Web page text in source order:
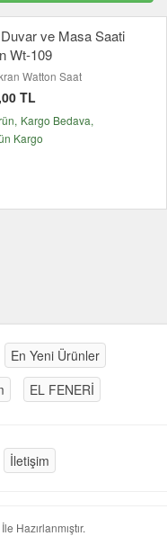
ve Masa Saati
Wt-109
Watton Saat
TL
Kargo Bedava
Kargo
En Yeni Ürünler
EL FENERİ
İletişim
İle Hazırlanmıştır.